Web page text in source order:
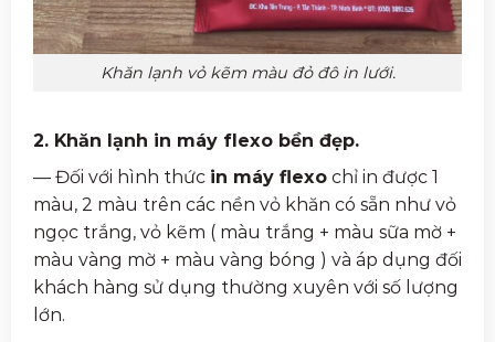
Khăn lạnh vỏ kẽm màu đỏ đô in lưới.
2. Khăn lạnh in máy flexo bền đẹp.
— Đối với hình thức in máy flexo chỉ in được 1
màu, 2 màu trên các nền vỏ khăn có sẵn như vỏ
ngọc trắng, vỏ kẽm ( màu trắng + màu sữa mờ +
màu vàng mờ + màu vàng bóng ) và áp dụng đối
khách hàng sử dụng thường xuyên với số lượng
lớn.